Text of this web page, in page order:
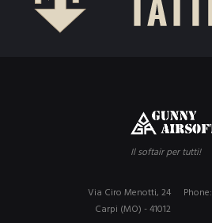
Il softair per tutti!
Phone:
Via Ciro Menotti, 24
Carpi (MO) - 41012